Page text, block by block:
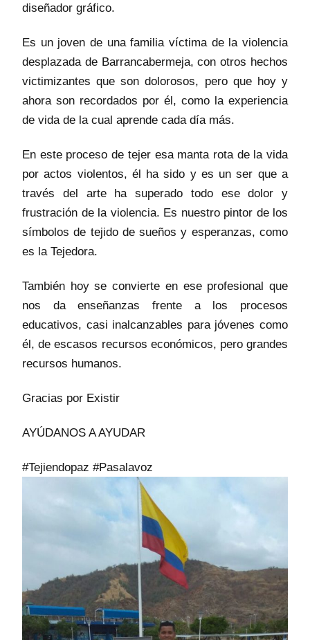
diseñador gráfico.
Es un joven de una familia víctima de la violencia
desplazada de Barrancabermeja, con otros hechos
victimizantes que son dolorosos, pero que hoy y
ahora son recordados por él, como la experiencia
de vida de la cual aprende cada día más.
En este proceso de tejer esa manta rota de la vida
por actos violentos, él ha sido y es un ser que a
través del arte ha superado todo ese dolor y
frustración de la violencia. Es nuestro pintor de los
símbolos de tejido de sueños y esperanzas, como
es la Tejedora.
También hoy se convierte en ese profesional que
nos da enseñanzas frente a los procesos
educativos, casi inalcanzables para jóvenes como
él, de escasos recursos económicos, pero grandes
recursos humanos.
Gracias por Existir
AYÚDANOS A AYUDAR
#Tejiendopaz #Pasalavoz